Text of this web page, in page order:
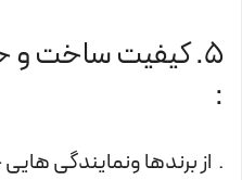
5. کیفیت ساخت
:
. از برندها ونمایندگی هایی